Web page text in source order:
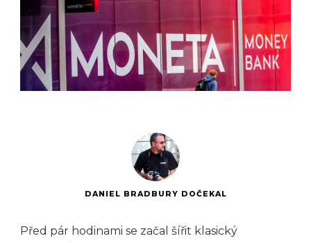
DANIEL BRADBURY DOČEKAL
Před pár hodinami se začal šířit klasický